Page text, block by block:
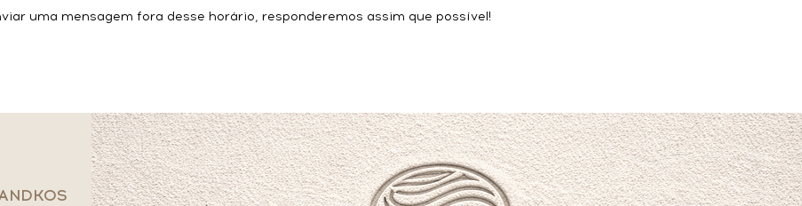
uma mensagem fora desse horário, responderemos assim que possível!